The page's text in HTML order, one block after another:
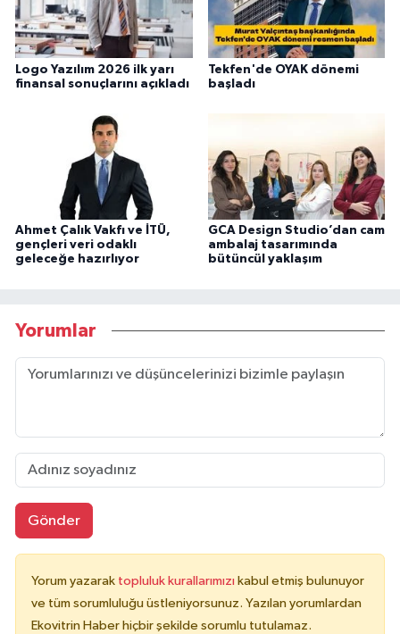
Logo Yazılım 2026 ilk yarı
finansal sonuçlarını açıkladı
Tekfen'de OYAK dönemi
başladı
Ahmet Çalık Vakfı ve İTÜ,
gençleri veri odaklı
geleceğe hazırlıyor
GCA Design Studio’dan cam
ambalaj tasarımında
bütüncül yaklaşım
Yorumlar
Gönder
Yorum yazarak topluluk kurallarımızı kabul etmiş bulunuyor
ve tüm sorumluluğu üstleniyorsunuz. Yazılan yorumlardan
Ekovitrin Haber hiçbir şekilde sorumlu tutulamaz.